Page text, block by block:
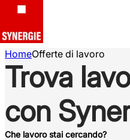
HomeOfferte di lavoro
Trova
con
Che lavoro stai cercando?